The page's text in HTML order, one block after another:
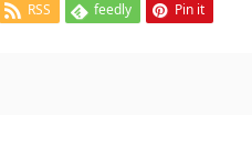
RSS feedly Pin it